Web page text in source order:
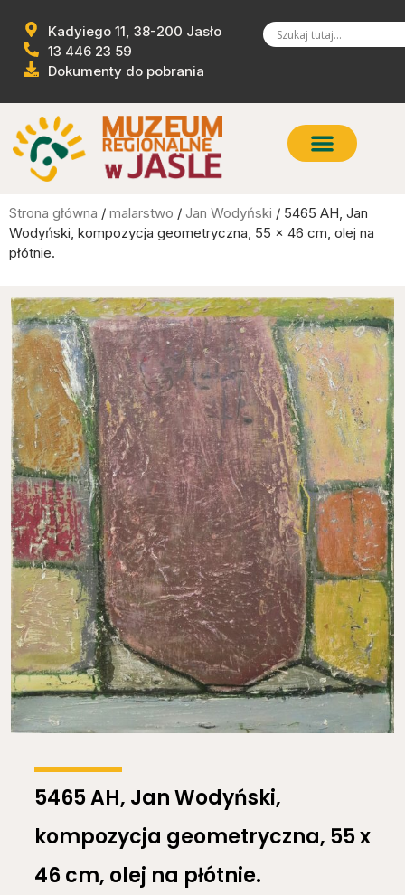
Kadyiego 11, 38-200 Jasło
13 446 23 59
Dokumenty do pobrania
Strona główna / malarstwo / Jan Wodyński / 5465 AH, Jan
Wodyński, kompozycja geometryczna, 55 x 46 cm, olej na
płótnie.
5465 AH, Jan Wodyński,
kompozycja geometryczna, 55 x
46 cm, olej na płótnie.